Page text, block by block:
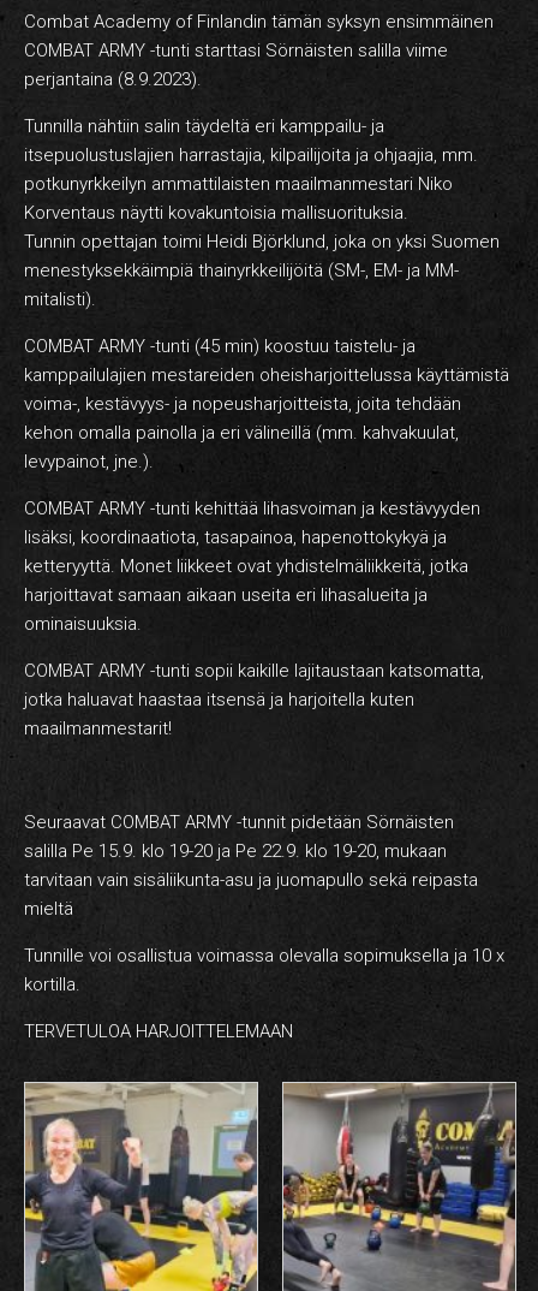
Combat Academy of Finlandin tämän syksyn ensimmäinen
COMBAT ARMY -tunti starttasi Sörnäisten salilla viime
perjantaina (8.9.2023).
Tunnilla nähtiin salin täydeltä eri kamppailu- ja
itsepuolustuslajien harrastajia, kilpailijoita ja ohjaajia, mm.
potkunyrkkeilyn ammattilaisten maailmanmestari Niko
Korventaus näytti kovakuntoisia mallisuorituksia.
Tunnin opettajan toimi Heidi Björklund, joka on yksi Suomen
menestyksekkäimpiä thainyrkkeilijöitä (SM-, EM- ja MM-
mitalisti).
COMBAT ARMY -tunti (45 min) koostuu taistelu- ja
kamppailulajien mestareiden oheisharjoittelussa käyttämistä
voima-, kestävyys- ja nopeusharjoitteista, joita tehdään
kehon omalla painolla ja eri välineillä (mm. kahvakuulat,
levypainot, jne.).
COMBAT ARMY -tunti kehittää lihasvoiman ja kestävyyden
lisäksi, koordinaatiota, tasapainoa, hapenottokykyä ja
ketteryyttä. Monet liikkeet ovat yhdistelmäliikkeitä, jotka
harjoittavat samaan aikaan useita eri lihasalueita ja
ominaisuuksia.
COMBAT ARMY -tunti sopii kaikille lajitaustaan katsomatta,
jotka haluavat haastaa itsensä ja harjoitella kuten
maailmanmestarit!
Seuraavat COMBAT ARMY -tunnit pidetään Sörnäisten
salilla Pe 15.9. klo 19-20 ja Pe 22.9. klo 19-20, mukaan
tarvitaan vain sisäliikunta-asu ja juomapullo sekä reipasta
mieltä
Tunnille voi osallistua voimassa olevalla sopimuksella ja 10 x
kortilla.
TERVETULOA HARJOITTELEMAAN